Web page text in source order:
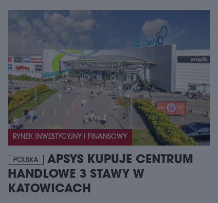
RYNEK INWESTYCYJNY I FINANSOWY
POLSKA
APSYS KUPUJE CENTRUM
HANDLOWE 3 STAWY W
KATOWICACH